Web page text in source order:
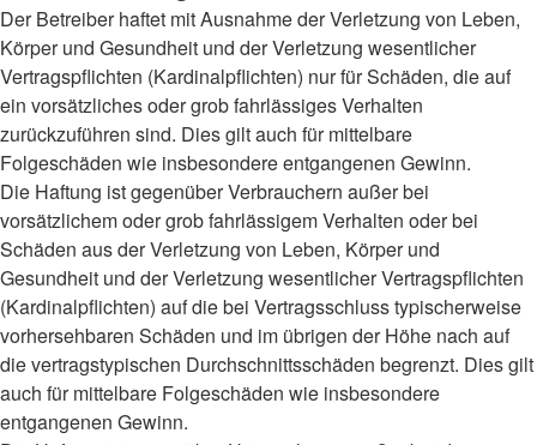
Der Betreiber haftet mit Ausnahme der Verletzung von Leben,
Körper und Gesundheit und der Verletzung wesentlicher
Vertragspflichten (Kardinalpflichten) nur für Schäden, die auf
ein vorsätzliches oder grob fahrlässiges Verhalten
zurückzuführen sind. Dies gilt auch für mittelbare
Folgeschäden wie insbesondere entgangenen Gewinn.
Die Haftung ist gegenüber Verbrauchern außer bei
vorsätzlichem oder grob fahrlässigem Verhalten oder bei
Schäden aus der Verletzung von Leben, Körper und
Gesundheit und der Verletzung wesentlicher Vertragspflichten
(Kardinalpflichten) auf die bei Vertragsschluss typischerweise
vorhersehbaren Schäden und im übrigen der Höhe nach auf
die vertragstypischen Durchschnittsschäden begrenzt. Dies gilt
auch für mittelbare Folgeschäden wie insbesondere
entgangenen Gewinn.